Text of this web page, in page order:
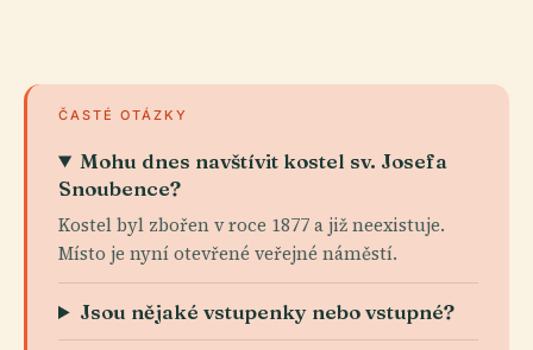
ČASTÉ OTÁZKY
Mohu dnes navštívit kostel sv. Josefa
Snoubence?
Kostel byl zbořen v roce 1877 a již neexistuje.
Místo je nyní otevřené veřejné náměstí.
Jsou nějaké vstupenky nebo vstupné?